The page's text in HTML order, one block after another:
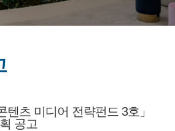
텐츠 미디어 전략펀드 3호」
공고